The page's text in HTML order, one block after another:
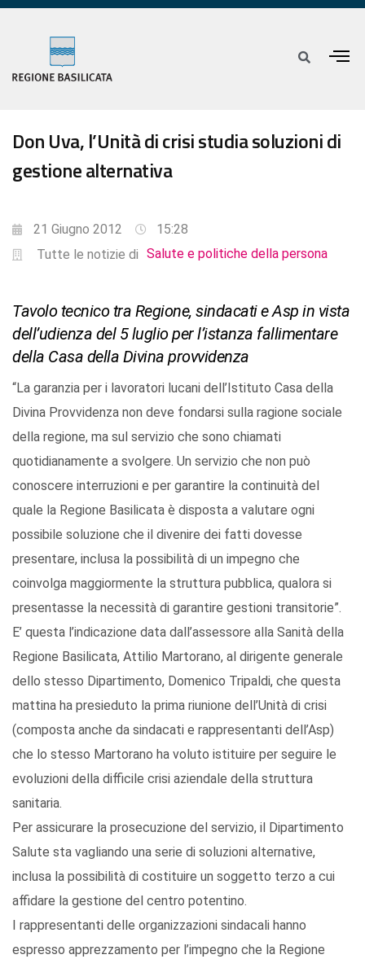
Don Uva, l’Unità di crisi studia soluzioni di
gestione alternativa
21 Giugno 2012
15:28
Tutte le notizie di Salute e politiche della persona
Tavolo tecnico tra Regione, sindacati e Asp in vista
dell’udienza del 5 luglio per l’istanza fallimentare
della Casa della Divina provvidenza
“La garanzia per i lavoratori lucani dell’Istituto Casa della
Divina Provvidenza non deve fondarsi sulla ragione sociale
della regione, ma sul servizio che sono chiamati
quotidianamente a svolgere. Un servizio che non può
conoscere interruzioni e per garantire la continuità del
quale la Regione Basilicata è disposta a valutare ogni
possibile soluzione che il divenire dei fatti dovesse
presentare, inclusa la possibilità di un impegno che
coinvolga maggiormente la struttura pubblica, qualora si
presentasse la necessità di garantire gestioni transitorie”.
E’ questa l’indicazione data dall’assessore alla Sanità della
Regione Basilicata, Attilio Martorano, al dirigente generale
dello stesso Dipartimento, Domenico Tripaldi, che questa
mattina ha presieduto la prima riunione dell’Unità di crisi
(composta anche da sindacati e rappresentanti dell’Asp)
che lo stesso Martorano ha voluto istituire per seguire le
evoluzioni della difficile crisi aziendale della struttura
sanitaria.
Per assicurare la prosecuzione del servizio, il Dipartimento
Salute sta vagliando una serie di soluzioni alternative,
inclusa la possibilità di costituire un soggetto terzo a cui
affidare la gestione del centro potentino.
I rappresentanti delle organizzazioni sindacali hanno
espresso apprezzamento per l’impegno che la Regione